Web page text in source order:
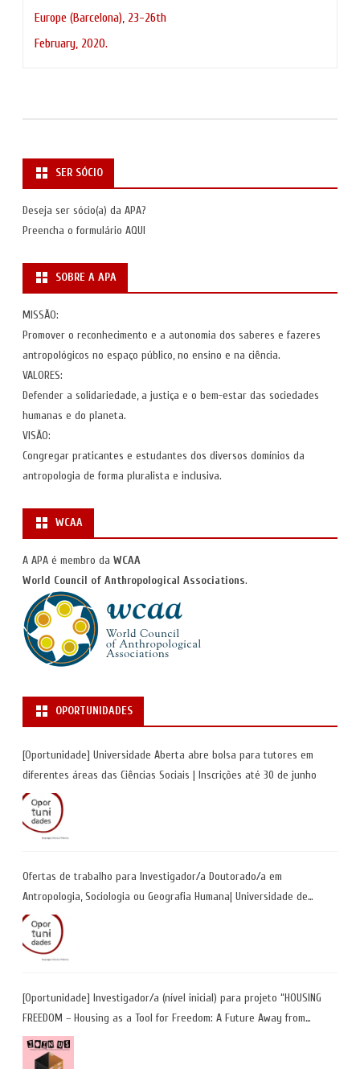
Europe (Barcelona), 23-26th
February, 2020.
SER SÓCIO
Deseja ser sócio(a) da APA?
Preencha o formulário AQUI
SOBRE A APA
MISSÃO:
Promover o reconhecimento e a autonomia dos saberes e fazeres
antropológicos no espaço público, no ensino e na ciência.
VALORES:
Defender a solidariedade, a justiça e o bem-estar das sociedades
humanas e do planeta.
VISÃO:
Congregar praticantes e estudantes dos diversos domínios da
antropologia de forma pluralista e inclusiva.
WCAA
A APA é membro da WCAA
World Council of Anthropological Associations.
OPORTUNIDADES
[Oportunidade] Universidade Aberta abre bolsa para tutores em
diferentes áreas das Ciências Sociais | Inscrições até 30 de junho
Ofertas de trabalho para Investigador/a Doutorado/a em
Antropologia, Sociologia ou Geografia Humana| Universidade de
Coimbra | Candidaturas até 29 de maio 2026
[Oportunidade] Investigador/a (nível inicial) para projeto “HOUSING
FREEDOM – Housing as a Tool for Freedom: A Future Away from
Incarceration” | até 8 de maio